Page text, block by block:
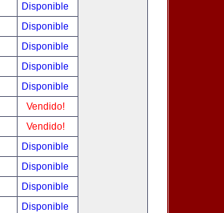
Disponible
Disponible
Disponible
Disponible
Disponible
Vendido!
Vendido!
Disponible
Disponible
Disponible
Disponible